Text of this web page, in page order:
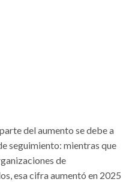
del aumento se debe a
seguimiento: mientras que
de
esa cifra aumentó en 2025